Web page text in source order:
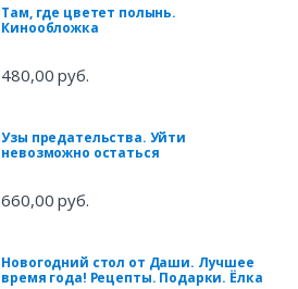
Там, где цветет полынь.
Кинообложка
480,00 руб.
Узы предательства. Уйти
невозможно остаться
660,00 руб.
Новогодний стол от Даши. Лучшее
время года! Рецепты. Подарки. Ёлка